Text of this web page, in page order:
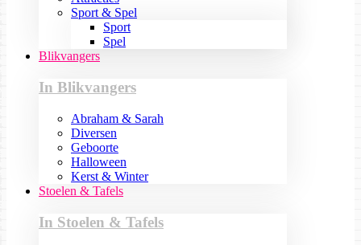
Sport & Spel
Sport
Spel
Blikvangers
In Blikvangers
Abraham & Sarah
Diversen
Geboorte
Halloween
Kerst & Winter
Stoelen & Tafels
In Stoelen & Tafels